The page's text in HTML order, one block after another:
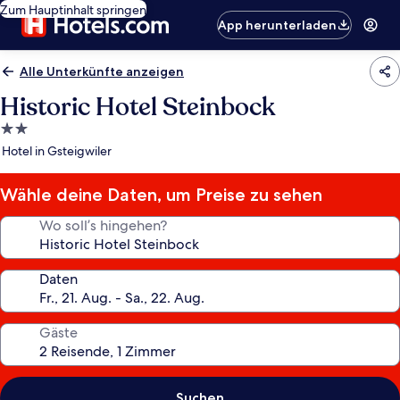
Zum Hauptinhalt springen
App herunterladen
Alle Unterkünfte anzeigen
Historic Hotel Steinbock
2.0-
Sterne-
Hotel in Gsteigwiler
Wähle deine Daten, um Preise zu sehen
Wo soll’s hingehen?
Daten
Gäste